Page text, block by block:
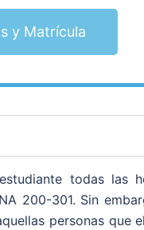
y Matrícula
todas las
200-301. Sin
personas que